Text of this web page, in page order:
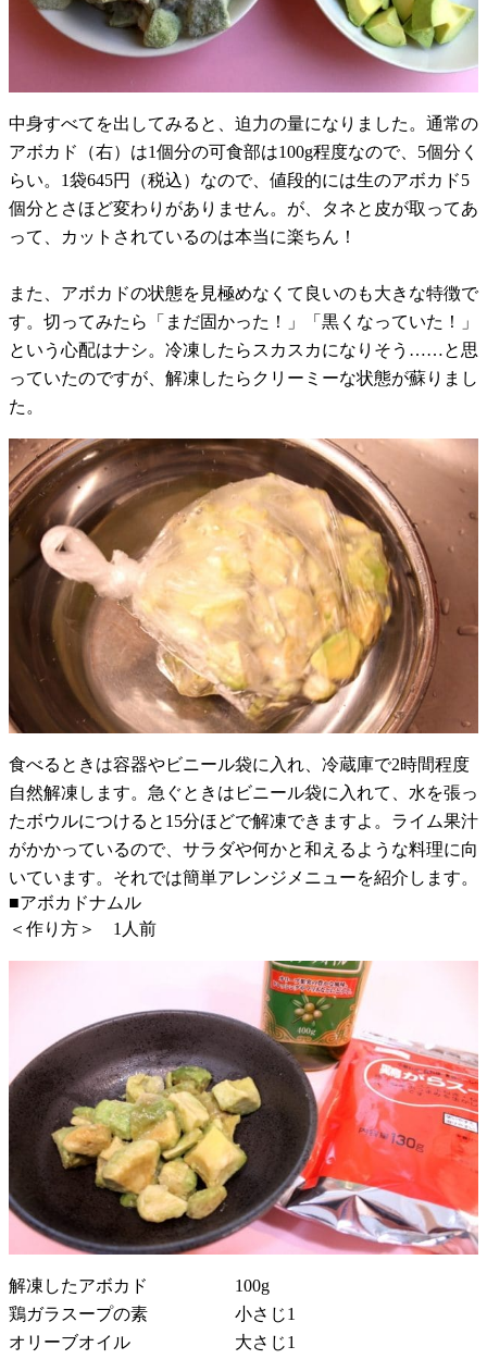
中身すべてを出してみると、迫力の量になりました。通常の
アボカド（右）は1個分の可食部は100g程度なので、5個分く
らい。1袋645円（税込）なので、値段的には生のアボカド5
個分とさほど変わりがありません。が、タネと皮が取ってあ
って、カットされているのは本当に楽ちん！
また、アボカドの状態を見極めなくて良いのも大きな特徴で
す。切ってみたら「まだ固かった！」「黒くなっていた！」
という心配はナシ。冷凍したらスカスカになりそう……と思
っていたのですが、解凍したらクリーミーな状態が蘇りまし
た。
食べるときは容器やビニール袋に入れ、冷蔵庫で2時間程度
自然解凍します。急ぐときはビニール袋に入れて、水を張っ
たボウルにつけると15分ほどで解凍できますよ。ライム果汁
がかかっているので、サラダや何かと和えるような料理に向
いています。それでは簡単アレンジメニューを紹介します。
■アボカドナムル
＜作り方＞ 1人前
解凍したアボカド 100g
鶏ガラスープの素 小さじ1
オリーブオイル 大さじ1